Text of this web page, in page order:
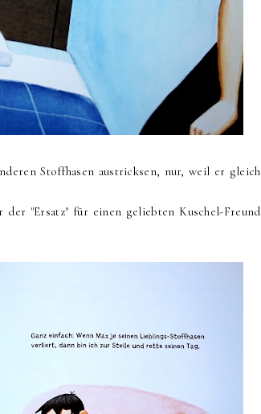
Stoffhasen austricksen, nur, weil er gleich
"Ersatz" für einen geliebten Kuschel-Freund